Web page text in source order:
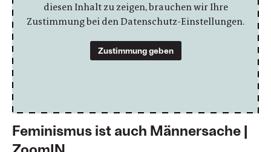
diesen Inhalt zu zeigen, brauchen wir Ihre
Zustimmung bei den Datenschutz-Einstellungen.
Zustimmung geben
Feminismus ist auch Männersache |